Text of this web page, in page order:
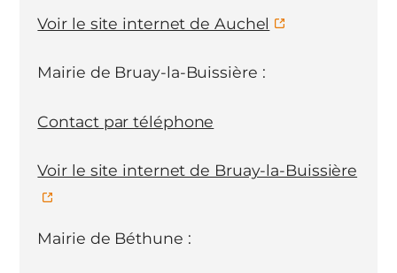
Voir le site internet de Auchel
Mairie de Bruay-la-Buissière :
Contact par téléphone
Voir le site internet de Bruay-la-Buissière
Mairie de Béthune :